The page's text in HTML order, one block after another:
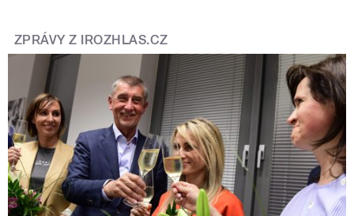
ZPRÁVY Z IROZHLAS.CZ